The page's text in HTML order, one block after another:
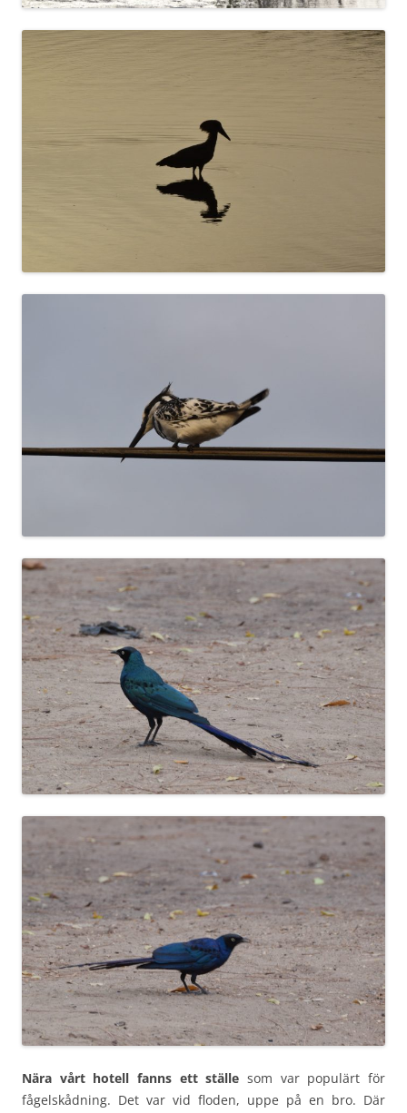
Nära vårt hotell fanns ett ställe som var populärt för
fågelskådning. Det var vid floden, uppe på en bro. Där